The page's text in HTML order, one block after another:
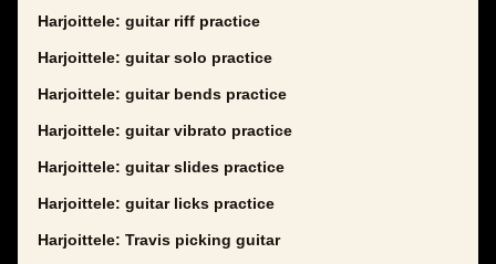
Harjoittele: guitar riff practice
Harjoittele: guitar solo practice
Harjoittele: guitar bends practice
Harjoittele: guitar vibrato practice
Harjoittele: guitar slides practice
Harjoittele: guitar licks practice
Harjoittele: Travis picking guitar